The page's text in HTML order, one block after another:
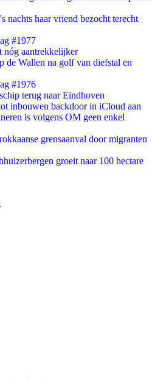
nachts haar vriend bezocht terecht
#1977
nóg aantrekkelijker
de Wallen na golf van diefstal en
#1976
terug naar Eindhoven
inbouwen backdoor in iCloud aan
is volgens OM geen enkel
grensaanval door migranten
groeit naar 100 hectare